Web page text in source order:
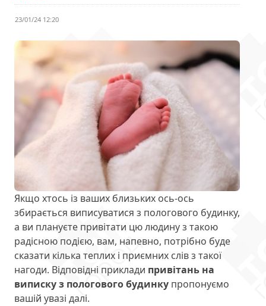
23/01/24 12:20
Якщо хтось із ваших близьких ось-ось
збирається виписуватися з пологового будинку,
а ви плануєте привітати цю людину з такою
радісною подією, вам, напевно, потрібно буде
сказати кілька теплих і приємних слів з такої
нагоди. Відповідні приклади привітань на
виписку з пологового будинку пропонуємо
вашій увазі далі.